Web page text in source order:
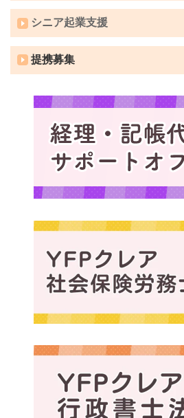
シニア起業支援
提携募集